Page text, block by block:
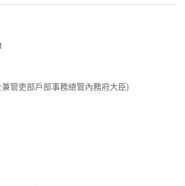
管吏部戶部事務總管內務府大臣)